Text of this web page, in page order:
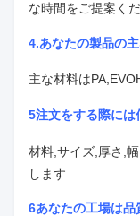
な時間をご提案く
4.あなたの製品の
主な材料は
5注文をする際には
材料,サイズ,厚さ,
します
6あなたの工場は